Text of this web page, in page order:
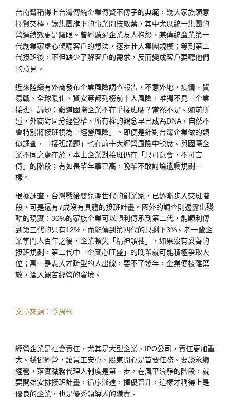
台南幫稱得上台灣傳統企業傳賢不傳子的典範，幾大家族願意
擇賢交棒，讓集團旗下的事業開枝散葉，其中尤以統一集團的
營運績效更是耀眼。曾經聽過企業友人抱怨，某傳統產業第一
代創業家虛心傾聽客戶的想法，逐步壯大集團規模；等到第二
代接班後，不但缺少了解客戶的需求，反而變成客戶要聽他們
的意見。
近來陸續有外商發布企業風險調查報告，不意外地，疫情、貿
易戰、全球暖化、資安等都列榜前十大風險，唯獨不見「企業
接班」議題；難道國際企業不在乎接班嗎？當然不是。如前所
述，外商對區分經營權、所有權的觀念早已成為DNA，自然不
會特別將接班視為「經營風險」。即便是針對台灣企業做的類
似調查，「接班議題」也在前十大經營風險中缺席。與國際企
業不同之處在於，本土企業對接班仍在「只可意會，不可言
傳」的階段；有如長輩年事已高，晚輩不敢討論遺囑規劃一
樣。
根據調查，台灣戰後嬰兒潮世代的創業家，已逐漸步入交班階
段，可是還有7成沒有具體的接班計畫。國外的調查則透露出殘
酷的現實：30%的家族企業可以順利傳承到第二代，能順利傳
到第三代的只有12%，而能傳到第四代的只剩下3%。老一輩企
業掌門人百年之後，企業頓失「精神領袖」，如果沒有妥善的
接班規劃，第二代中「企圖心旺盛」的晚輩就可能積極爭取大
位；萬一是志大才疏型的人出線，要不了幾年，企業便枝離葉
散，淪入艱苦經營的窘境。
文章來源：今周刊
經營企業是社會責任，尤其是大型企業、IPO公司，責任更加重
大。穩健經營，讓員工安心、股東開心是首要任務。要談永續
經營，落實職務代理人制度是第一步，在風平浪靜的階段，就
要開始安排接班計畫，循序漸進，擇優晉升，這樣才稱得上是
優良的企業，也是優秀領導人的職責。